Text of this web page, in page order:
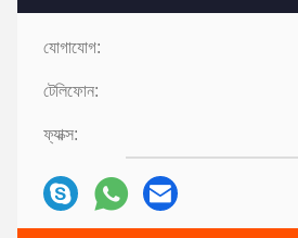
যোগাযোগ:
টেলিফোন:
ফ্যাক্স: